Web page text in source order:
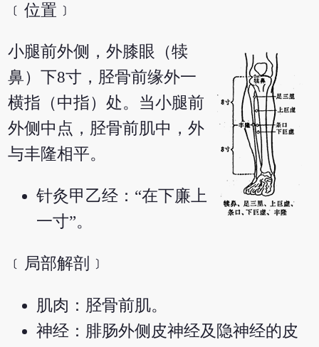
﹝位置﹞
小腿前外侧，外膝眼（犊
鼻）下8寸，胫骨前缘外一
横指（中指）处。当小腿前
外侧中点，胫骨前肌中，外
与丰隆相平。
针灸甲乙经：“在下廉上
一寸”。
﹝局部解剖﹞
肌肉：胫骨前肌。
神经：腓肠外侧皮神经及隐神经的皮